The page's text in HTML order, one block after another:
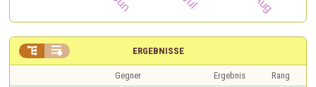
ERGEBNISSE
 
Gegner Ergebnis
Rang